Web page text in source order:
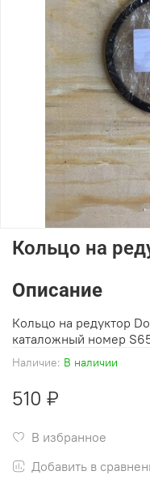
Наличие: В наличии
Кольцо на
510 ₽
В избранное
Добавить в
Описание
Кольцо на редуктор
каталожный номер S